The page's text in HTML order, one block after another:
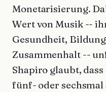
Monetarisierung.
Wert von Musik --
Gesundheit,
Zusammenhalt --
Shapiro glaubt,
fünf- oder sechsmal